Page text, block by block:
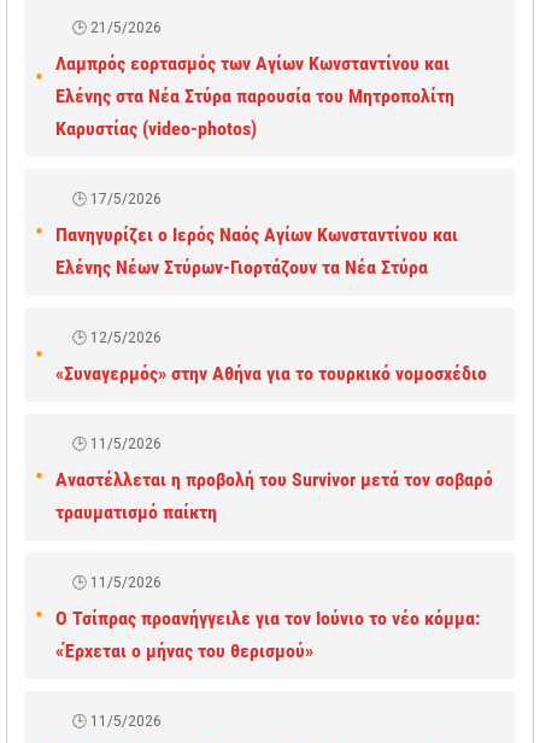
21/5/2026
Λαμπρός εορτασμός των Αγίων Κωνσταντίνου και
Ελένης στα Νέα Στύρα παρουσία του Μητροπολίτη
Καρυστίας (video-photos)
17/5/2026
Πανηγυρίζει ο Ιερός Ναός Αγίων Κωνσταντίνου και
Ελένης Νέων Στύρων-Γιορτάζουν τα Νέα Στύρα
12/5/2026
«Συναγερμός» στην Αθήνα για το τουρκικό νομοσχέδιο
11/5/2026
Αναστέλλεται η προβολή του Survivor μετά τον σοβαρό
τραυματισμό παίκτη
11/5/2026
Ο Τσίπρας προανήγγειλε για τον Ιούνιο το νέο κόμμα:
«Έρχεται ο μήνας του θερισμού»
11/5/2026